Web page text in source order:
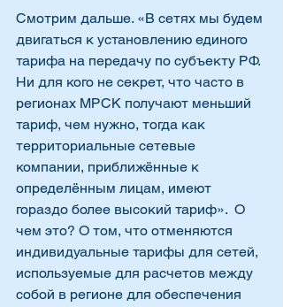
Смотрим дальше. «В сетях мы будем
двигаться к установлению единого
тарифа на передачу по субъекту РФ.
Ни для кого не секрет, что часто в
регионах МРСК получают меньший
тариф, чем нужно, тогда как
территориальные сетевые
компании, приближённые к
определённым лицам, имеют
гораздо более высокий тариф».  О
чем это? О том, что отменяются
индивидуальные тарифы для сетей,
используемые для расчетов между
собой в регионе для обеспечения